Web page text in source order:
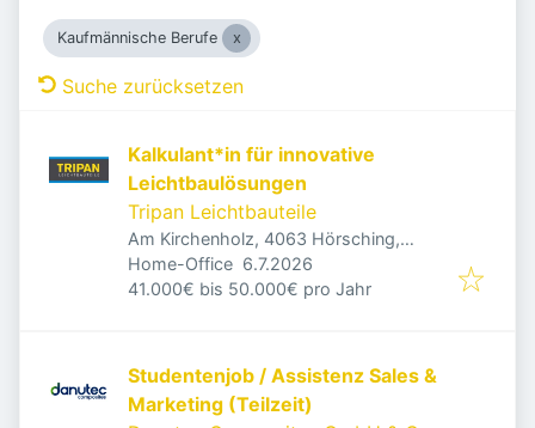
Kaufmännische Berufe
Suche zurücksetzen
Kalkulant*in für innovative
Leichtbaulösungen
Tripan Leichtbauteile
Am Kirchenholz, 4063 Hörsching,
Österreich
Home-Office Veröffentlicht
6.7.2026
41.000€ bis 50.000€ pro Jahr
Studentenjob / Assistenz Sales &
Marketing (Teilzeit)